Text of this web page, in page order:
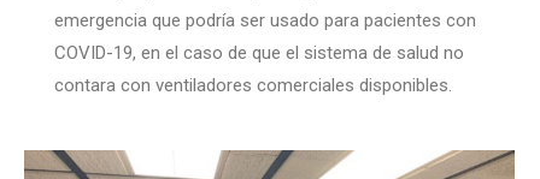
emergencia que podría ser usado para pacientes con
COVID-19, en el caso de que el sistema de salud no
contara con ventiladores comerciales disponibles.